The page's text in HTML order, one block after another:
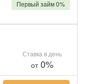
Ставка в день
от0%
Первый займ 0%